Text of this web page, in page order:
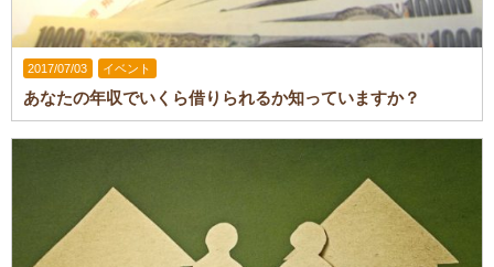
2017/07/03 イベント
あなたの年収でいくら借りられるか知っていますか？